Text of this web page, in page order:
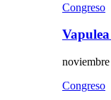
Congreso
Congreso